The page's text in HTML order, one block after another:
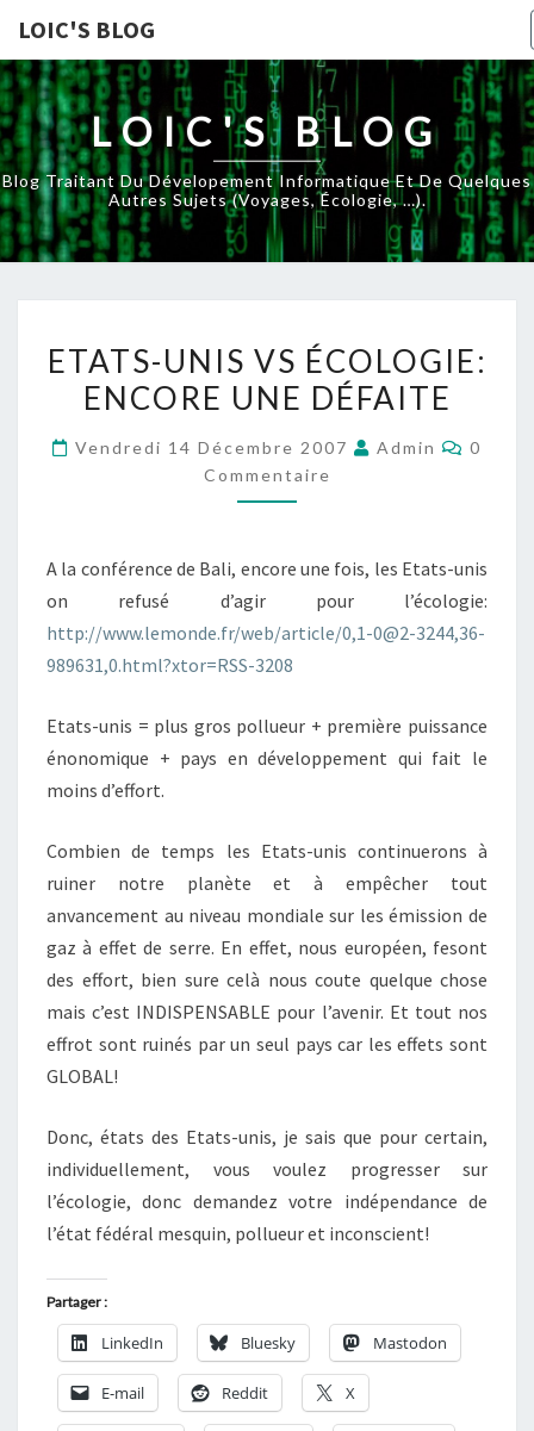
LOIC'S BLOG
LOIC'S BLOG
Blog Traitant Du Dévelopement Informatique Et De Quelques
Autres Sujets (voyages, Écologie, …).
UNIS
VS
UNE
ETATS-UNIS VS ÉCOLOGIE:
ENCORE UNE DÉFAITE
Vendredi 14 Décembre 2007 Admin
0
Commentaire
A la conférence de Bali, encore une fois, les Etats-unis
on refusé d’agir pour l’écologie:
http://www.lemonde.fr/web/article/0,1-0@2-3244,36-
989631,0.html?xtor=RSS-3208
Etats-unis = plus gros pollueur + première puissance
énonomique + pays en développement qui fait le
moins d’effort.
Combien de temps les Etats-unis continuerons à
ruiner notre planète et à empêcher tout
anvancement au niveau mondiale sur les émission de
gaz à effet de serre. En effet, nous européen, fesont
des effort, bien sure celà nous coute quelque chose
mais c’est INDISPENSABLE pour l’avenir. Et tout nos
effrot sont ruinés par un seul pays car les effets sont
GLOBAL!
Donc, états des Etats-unis, je sais que pour certain,
individuellement, vous voulez progresser sur
l’écologie, donc demandez votre indépendance de
l’état fédéral mesquin, pollueur et inconscient!
Partager :
LinkedIn Bluesky Mastodon
E-mail Reddit X